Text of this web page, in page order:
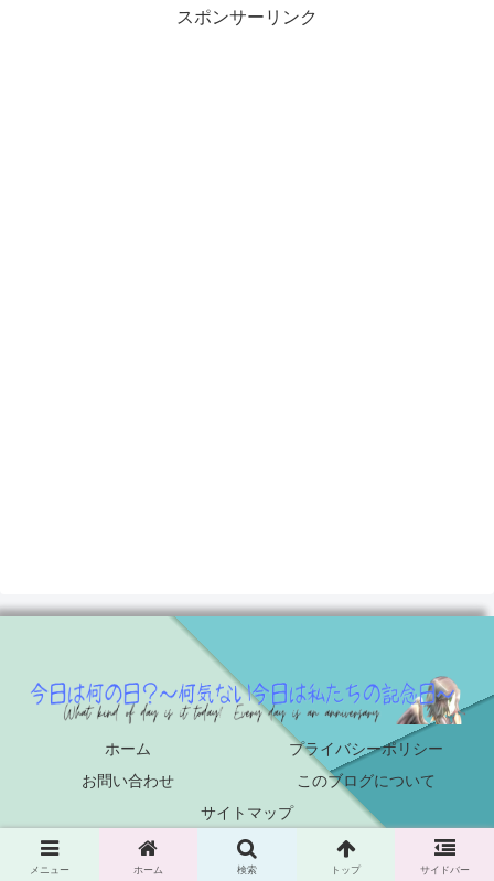
スポンサーリンク
ホーム
プライバシーポリシー
お問い合わせ
このブログについて
サイトマップ
© 2022 今日は何の日？～何気ない今日は私たちの記念日～.
メニュー ホーム 検索 トップ サイドバー